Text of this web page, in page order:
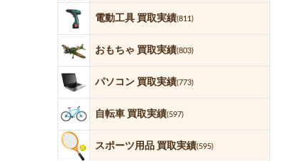
電動工具 買取実績(811)
おもちゃ 買取実績(803)
パソコン 買取実績(773)
自転車 買取実績(597)
スポーツ用品 買取実績(595)